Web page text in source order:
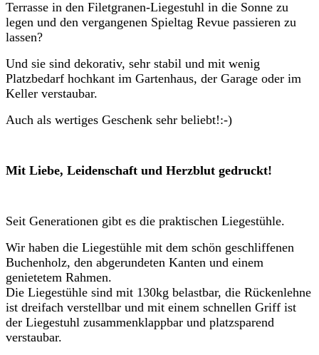
Terrasse in den Filetgranen-Liegestuhl in die Sonne zu
legen und den vergangenen Spieltag Revue passieren zu
lassen?
Und sie sind dekorativ, sehr stabil und mit wenig
Platzbedarf hochkant im Gartenhaus, der Garage oder im
Keller verstaubar.
Auch als wertiges Geschenk sehr beliebt!:-)
Mit Liebe, Leidenschaft und Herzblut gedruckt!
Seit Generationen gibt es die praktischen Liegestühle.
Wir haben die Liegestühle mit dem schön geschliffenen
Buchenholz, den abgerundeten Kanten und einem
genietetem Rahmen.
Die Liegestühle sind mit 130kg belastbar, die Rückenlehne
ist dreifach verstellbar und mit einem schnellen Griff ist
der Liegestuhl zusammenklappbar und platzsparend
verstaubar.